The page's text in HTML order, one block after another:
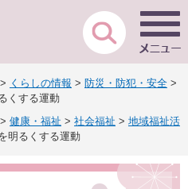
> くらしの情報 > 防災・防犯・安全 >
くする運動
> 健康・福祉 > 社会福祉 > 地域福祉活
明るくする運動